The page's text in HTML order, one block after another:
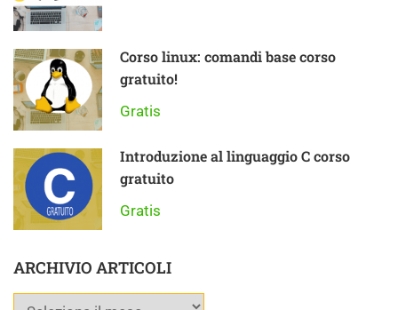
Corso linux: comandi base corso
gratuito!
Gratis
Introduzione al linguaggio C corso
gratuito
Gratis
ARCHIVIO ARTICOLI